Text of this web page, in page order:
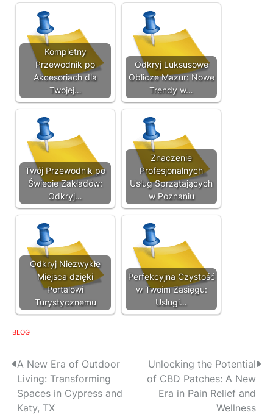
Kompletny
Przewodnik po
Akcesoriach dla
Twojej…
Odkryj Luksusowe
Oblicze Mazur: Nowe
Trendy w…
Twój Przewodnik po
Świecie Zakładów:
Odkryj…
Znaczenie
Profesjonalnych
Usług Sprzątających
w Poznaniu
Odkryj Niezwykłe
Miejsca dzięki
Portalowi
Turystycznemu
Perfekcyjna Czystość
w Twoim Zasięgu:
Usługi…
BLOG
P
o
s
A New Era of Outdoor
Living: Transforming
Spaces in Cypress and
Katy, TX
Unlocking the Potential
of CBD Patches: A New
Era in Pain Relief and
Wellness